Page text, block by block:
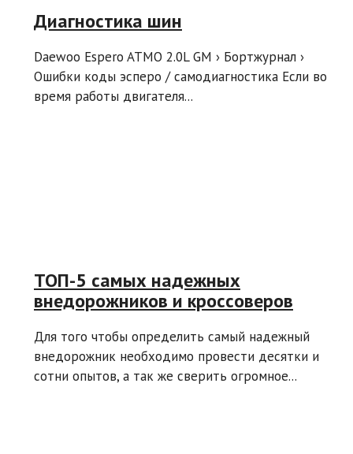
Диагностика шин
Daewoo Espero ATMO 2.0L GM › Бортжурнал ›
Ошибки коды эсперо / самодиагностика Если во
время работы двигателя...
ТОП-5 самых надежных
внедорожников и кроссоверов
Для того чтобы определить самый надежный
внедорожник необходимо провести десятки и
сотни опытов, а так же сверить огромное...